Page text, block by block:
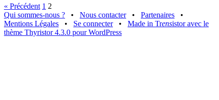
« Précédent 1 2
Qui sommes-nous ?
• Nous contacter • Partenaires
•
Mentions Légales
• Se connecter • Made in Trensistor avec le
thème Thyristor 4.3.0 pour WordPress